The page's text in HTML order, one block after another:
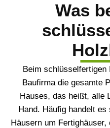
Was
Beim schlüsselfertigen
Baufirma die gesamte
Hauses, das heißt, alle
Hand. Häufig handelt
Häusern um